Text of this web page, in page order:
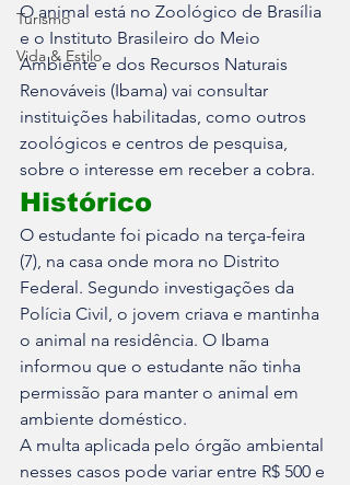
Turismo
Vida & Estilo
O animal está no Zoológico de Brasília
e o Instituto Brasileiro do Meio
Ambiente e dos Recursos Naturais
Renováveis (Ibama) vai consultar
instituições habilitadas, como outros
zoológicos e centros de pesquisa,
sobre o interesse em receber a cobra.
Histórico
O estudante foi picado na terça-feira
(7), na casa onde mora no Distrito
Federal. Segundo investigações da
Polícia Civil, o jovem criava e mantinha
o animal na residência. O Ibama
informou que o estudante não tinha
permissão para manter o animal em
ambiente doméstico.
A multa aplicada pelo órgão ambiental
nesses casos pode variar entre R$ 500 e